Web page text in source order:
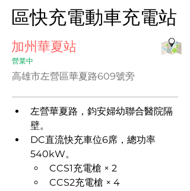
​區快充電動車充電站
營業中
加州華夏站
高雄市左營區華夏路609號旁
左營華夏路，鈞安婦幼聯合醫院隔
壁。
DC直流快充車位6席​​​​，總功率
540kW。
CCS1充電槍 × 2
CCS2充電槍 × 4